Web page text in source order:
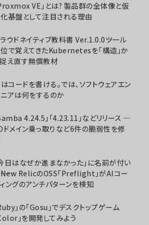
VE」とは? 製品群の全体像と仮
基盤として注目される理由
ウドネイティブ教科書 Ver.1.0.0――ツール
で覚えてきたKubernetesを「構造」か
え直す無償教材
コードを書ける。では、ソフトウェアエン
アは何をするのか
4.24.5」「4.23.11」などリリース ─
ドメイン乗っ取りなど6件の脆弱性を修
日はなぜか進まなかった」に名前が付い
RelicのOSS「Preflight」がAIコー
ングのアンチパターンを検知
」の「Gosu」でデスクトップゲーム
」を開発してみよう